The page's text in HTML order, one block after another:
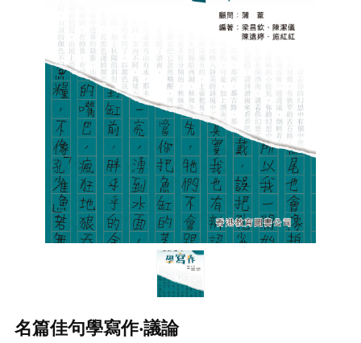
名篇佳句學寫作‧議論